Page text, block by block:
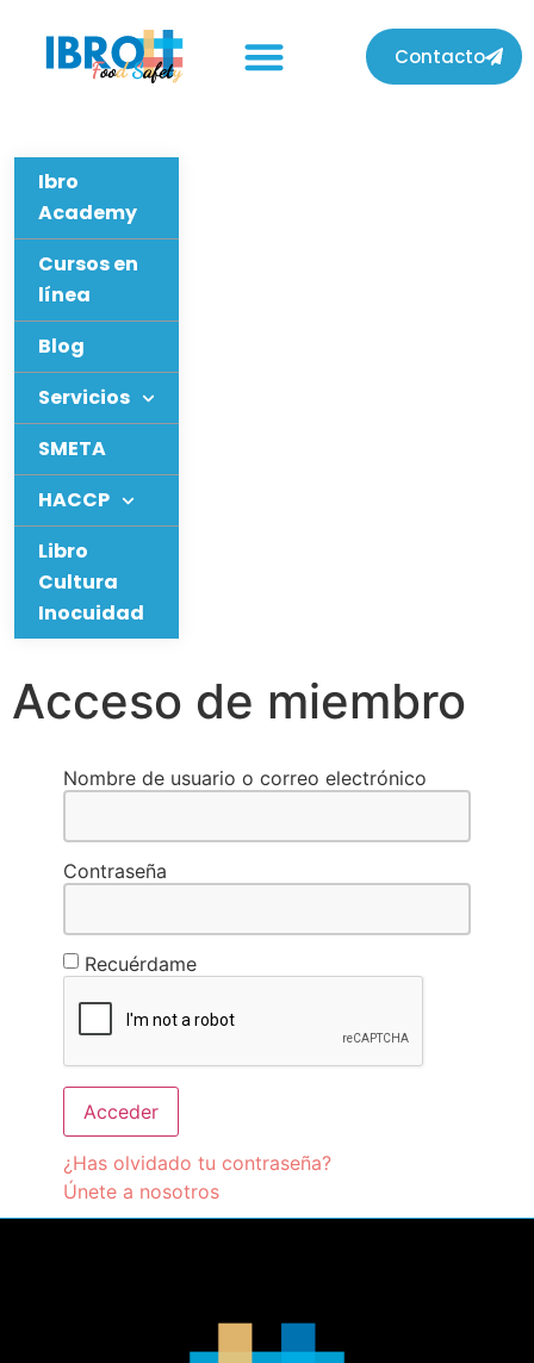
Contacto
Ibro
Academy
Cursos en
línea
Blog
Servicios
SMETA
HACCP
Libro
Cultura
Inocuidad
Acceso de miembro
Nombre de usuario o correo electrónico
Contraseña
Recuérdame
¿Has olvidado tu contraseña?
Únete a nosotros